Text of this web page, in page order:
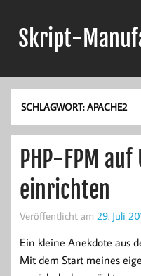
Skript-
SCHLAGWORT:APACHE2
PHP-FPM
einrichten
Veröffentlicht am 29. Juli
Ein kleine Anekdote aus
Mit dem Start meines